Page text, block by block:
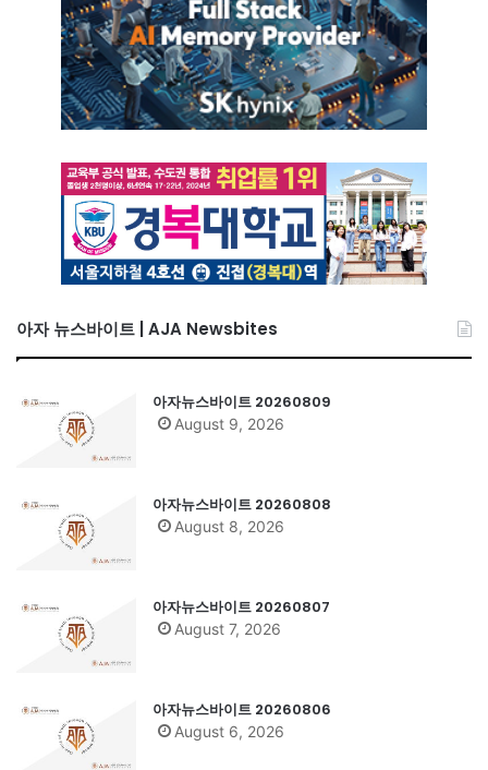
아자 뉴스바이트 | AJA Newsbites
아자뉴스바이트 20260809
August 9, 2026
아자뉴스바이트 20260808
August 8, 2026
아자뉴스바이트 20260807
August 7, 2026
아자뉴스바이트 20260806
August 6, 2026